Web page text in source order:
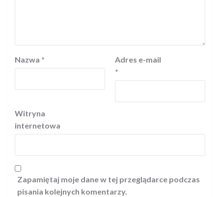
Nazwa *
Adres e-mail
*
Witryna
internetowa
Zapamiętaj moje dane w tej przeglądarce podczas
pisania kolejnych komentarzy.